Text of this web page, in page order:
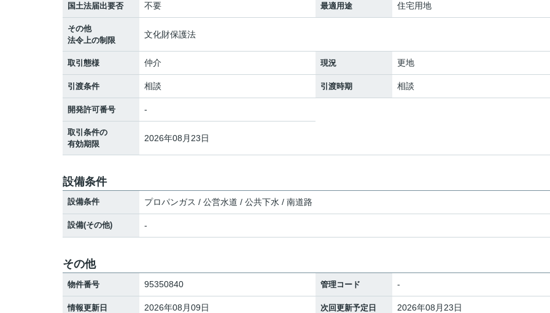
国土法届出要否 不要 最適用途 住宅用地
その他
法令上の制限
文化財保護法
取引態様 仲介 現況 更地
引渡条件 相談 引渡時期 相談
開発許可番号 -
取引条件の
有効期限
2026年08月23日
設備条件
設備条件 プロパンガス / 公営水道 / 公共下水 / 南道路
設備(その他) -
その他
物件番号 95350840 管理コード -
情報更新日 2026年08月09日 次回更新予定日 2026年08月23日